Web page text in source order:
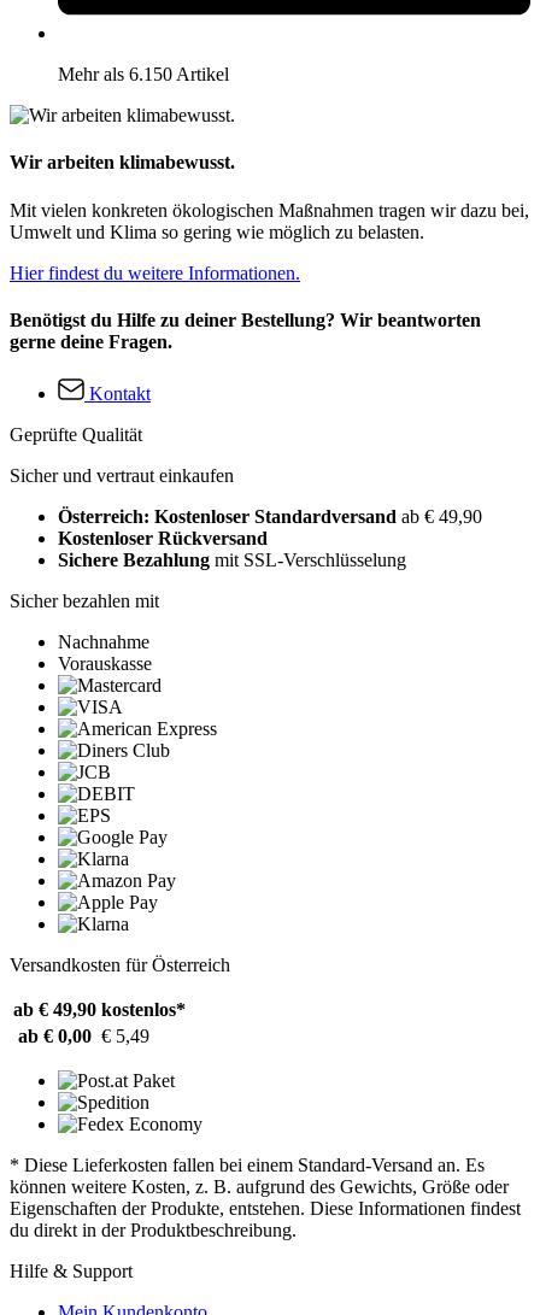
Mehr als 6.150 Artikel
Wir arbeiten klimabewusst.
Mit vielen konkreten ökologischen Maßnahmen tragen wir dazu bei,
Umwelt und Klima so gering wie möglich zu belasten.
Hier findest du weitere Informationen.
Benötigst du Hilfe zu deiner Bestellung? Wir beantworten
gerne deine Fragen.
Kontakt
Geprüfte Qualität
Sicher und vertraut einkaufen
Österreich: Kostenloser Standardversand ab € 49,90
Kostenloser Rückversand
Sichere Bezahlung mit SSL-Verschlüsselung
Sicher bezahlen mit
Nachnahme
Vorauskasse
Versandkosten für Österreich
ab € 49,90 kostenlos*
ab € 0,00 € 5,49
* Diese Lieferkosten fallen bei einem Standard-Versand an. Es
können weitere Kosten, z. B. aufgrund des Gewichts, Größe oder
Eigenschaften der Produkte, entstehen. Diese Informationen findest
du direkt in der Produktbeschreibung.
Hilfe & Support